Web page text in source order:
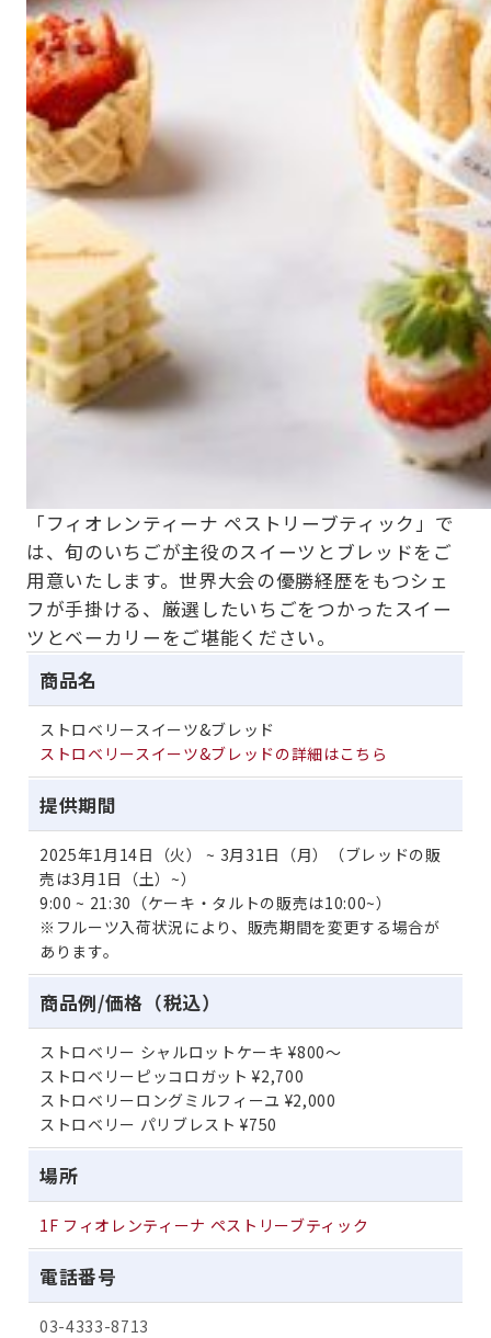
「フィオレンティーナ ペストリーブティック」で
は、旬のいちごが主役のスイーツとブレッドをご
用意いたします。世界大会の優勝経歴をもつシェ
フが手掛ける、厳選したいちごをつかったスイー
ツとベーカリーをご堪能ください。
商品名
ストロベリースイーツ&ブレッド
ストロベリースイーツ&ブレッドの詳細はこちら
提供期間
2025年1月14日（火） ~ 3月31日（月）（ブレッドの販
売は3月1日（土）~）
9:00 ~ 21:30（ケーキ・タルトの販売は10:00~）
※フルーツ入荷状況により、販売期間を変更する場合が
あります。
商品例/価格（税込）
ストロベリー シャルロットケーキ ¥800～
ストロベリーピッコロガット ¥2,700
ストロベリーロングミルフィーユ ¥2,000
ストロベリー パリブレスト ¥750
場所
1F フィオレンティーナ ペストリーブティック
電話番号
03-4333-8713